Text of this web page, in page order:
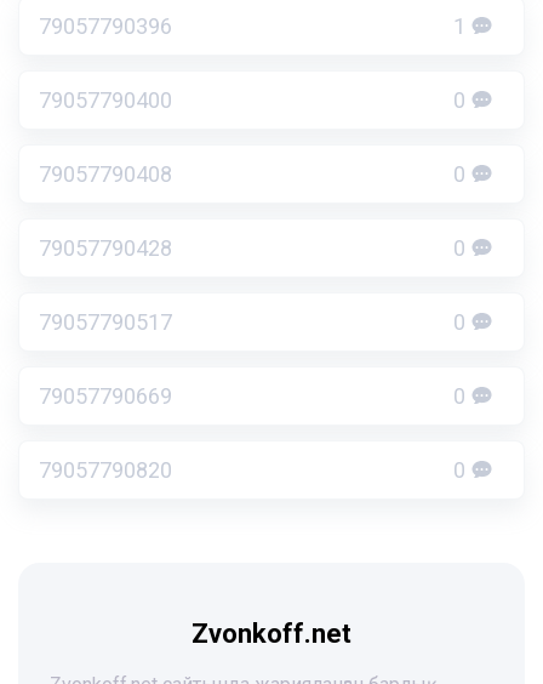
79057790396 1
79057790400 0
79057790408 0
79057790428 0
79057790517 0
79057790669 0
79057790820 0
Zvonkoff.net